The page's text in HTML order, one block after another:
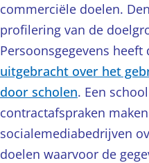
commerciële doelen.
profilering van de
Persoonsgegevens heeft
uitgebracht over het
door scholen. Een
contractafspraken
socialemediabedrijven
doelen waarvoor de